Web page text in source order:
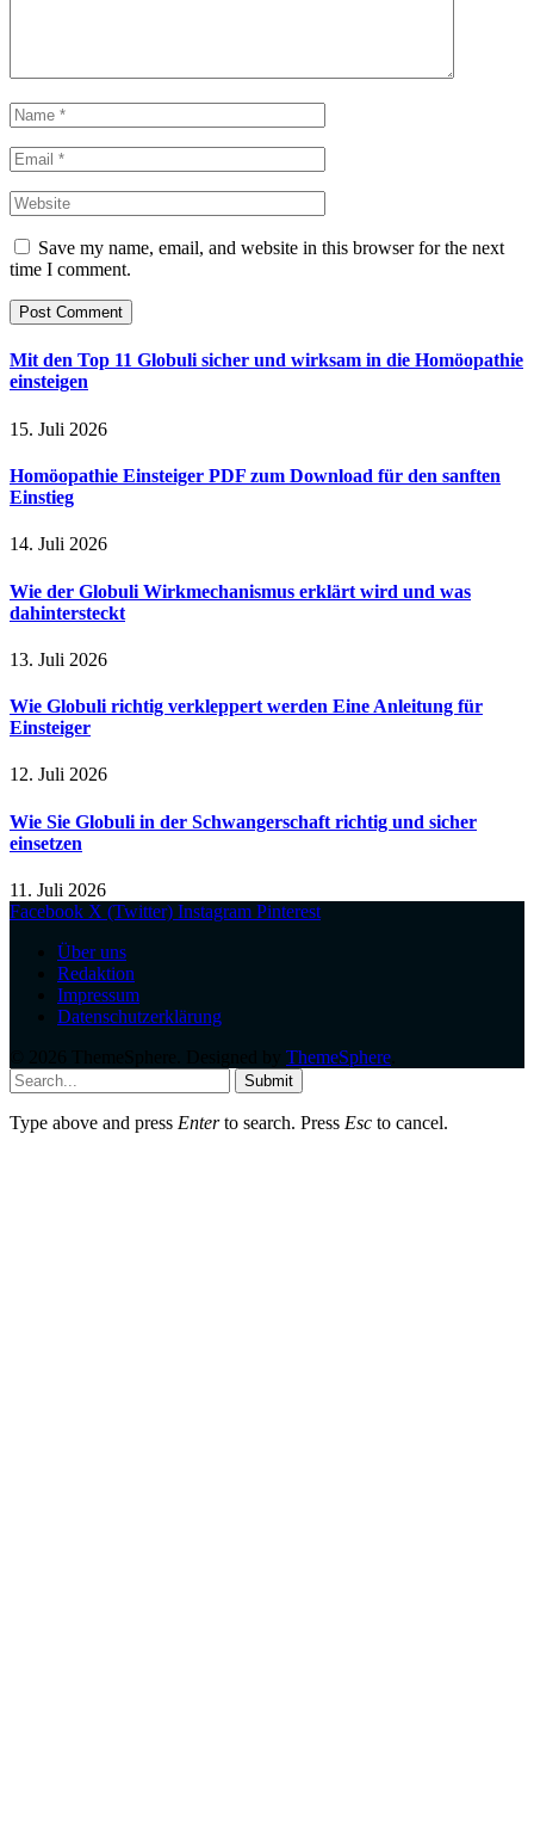
Save my name, email, and website in this browser for the next
time I comment.
Mit den Top 11 Globuli sicher und wirksam in die Homöopathie
einsteigen
15. Juli 2026
Homöopathie Einsteiger PDF zum Download für den sanften
Einstieg
14. Juli 2026
Wie der Globuli Wirkmechanismus erklärt wird und was
dahintersteckt
13. Juli 2026
Wie Globuli richtig verkleppert werden Eine Anleitung für
Einsteiger
12. Juli 2026
Wie Sie Globuli in der Schwangerschaft richtig und sicher
einsetzen
11. Juli 2026
Facebook X (Twitter) Instagram Pinterest
Über uns
Redaktion
Impressum
Datenschutzerklärung
ThemeSphere
Submit
Type above and press Enterto search. Press Esc to cancel.